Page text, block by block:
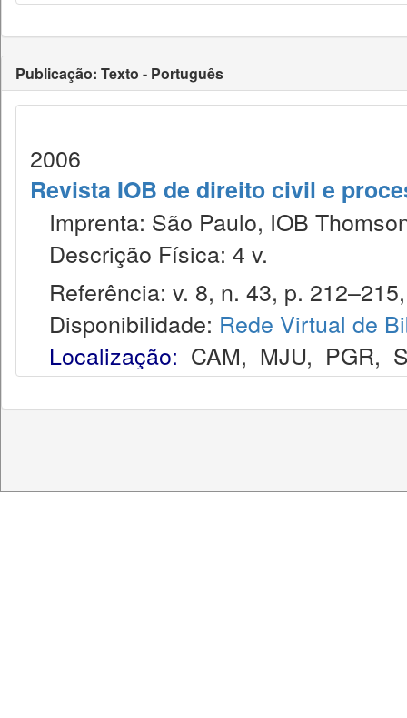
Publicação: Texto - Português
2006
Revista IOB de direito civil e
Imprenta: São Paulo, IOB
Descrição Física: 4 v.
Referência: v. 8, n. 43, p.
Disponibilidade: Rede Virtual de
Localização: CAM, MJU, PGR,